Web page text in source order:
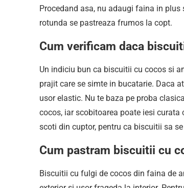
Procedand asa, nu adaugi faina in
rotunda se pastreaza frumos la copt.
Cum verificam daca
Un indiciu bun ca biscuitii cu cocos si
prajit care se simte in bucatarie. Daca
usor elastic. Nu te baza pe proba
cocos, iar scobitoarea poate iesi
scoti din cuptor, pentru ca biscuitii sa
Cum pastram biscuitii cu
Biscuitii cu fulgi de cocos din faina de